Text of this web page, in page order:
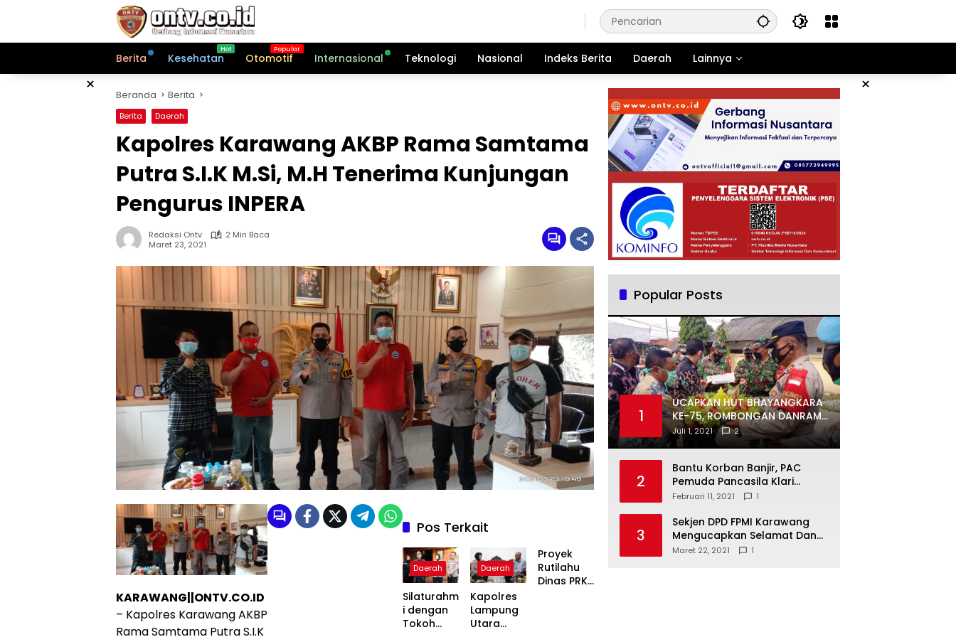
Berita Kesehatan Otomotif Internasional Teknologi Nasional Indeks Berita Daerah Lainnya
× ×
Beranda Berita
Berita Daerah
Kapolres Karawang AKBP Rama Samtama
Putra S.I.K M.Si, M.H Tenerima Kunjungan
Pengurus INPERA
Redaksi Ontv
2 Min Baca
Maret 23, 2021
KARAWANG||ONTV.CO.ID
– Kapolres Karawang AKBP
Rama Samtama Putra S.I.K
Pos Terkait
Daerah
Silaturahm
i dengan
Tokoh
Daerah
Kapolres
Lampung
Utara
Proyek
Rutilahu
Dinas PRKP
Popular Posts
1
UCAPKAN HUT BHAYANGKARA
KE-75, ROMBONGAN DANRAMIL
DAN CAMAT DATANGI
MAPOLSEK MUARAGEMBONG
Juli 1, 2021 2
2
Bantu Korban Banjir, PAC
Pemuda Pancasila Klari
Galang Donasi
Februari 11, 2021 1
3
Sekjen DPD FPMI Karawang
Mengucapkan Selamat Dan
Sukses Atas Kemenangan
Maret 22, 2021 1